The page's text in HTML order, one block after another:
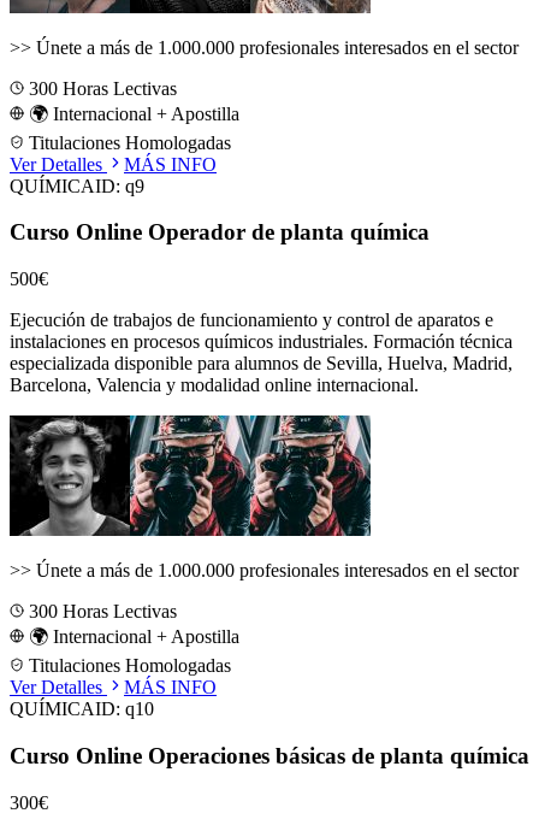
>> Únete a más de 1.000.000 profesionales interesados en el sector
300 Horas Lectivas
🌍 Internacional + Apostilla
Titulaciones Homologadas
Ver Detalles
MÁS INFO
QUÍMICAID: q9
Curso Online Operador de planta química
500€
Ejecución de trabajos de funcionamiento y control de aparatos e
instalaciones en procesos químicos industriales. Formación técnica
especializada disponible para alumnos de Sevilla, Huelva, Madrid,
Barcelona, Valencia y modalidad online internacional.
>> Únete a más de 1.000.000 profesionales interesados en el sector
300 Horas Lectivas
🌍 Internacional + Apostilla
Titulaciones Homologadas
Ver Detalles
MÁS INFO
QUÍMICAID: q10
Curso Online Operaciones básicas de planta química
300€